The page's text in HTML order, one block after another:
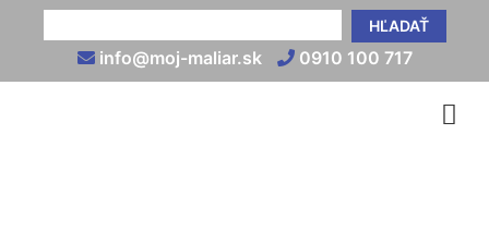
HĽADAŤ
info@moj-maliar.sk 0910 100 717